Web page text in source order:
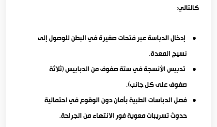
كالتالي:
إدخال الدباسة عبر فتحات صغيرة في البطن للوصول إلى
نسيج المعدة.
تدبيس الأنسجة في ستة صفوف من الدبابيس (ثلاثة
صفوف على كل جانب).
فصل الدباسات الطبية بأمان دون الوقوع في احتمالية
حدوث تسريبات معوية فور الانتهاء من الجراحة.